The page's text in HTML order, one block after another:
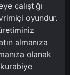
çalıştığı
oyundur.
almanıza
olanak